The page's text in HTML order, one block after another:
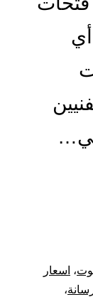
، اسعار
،